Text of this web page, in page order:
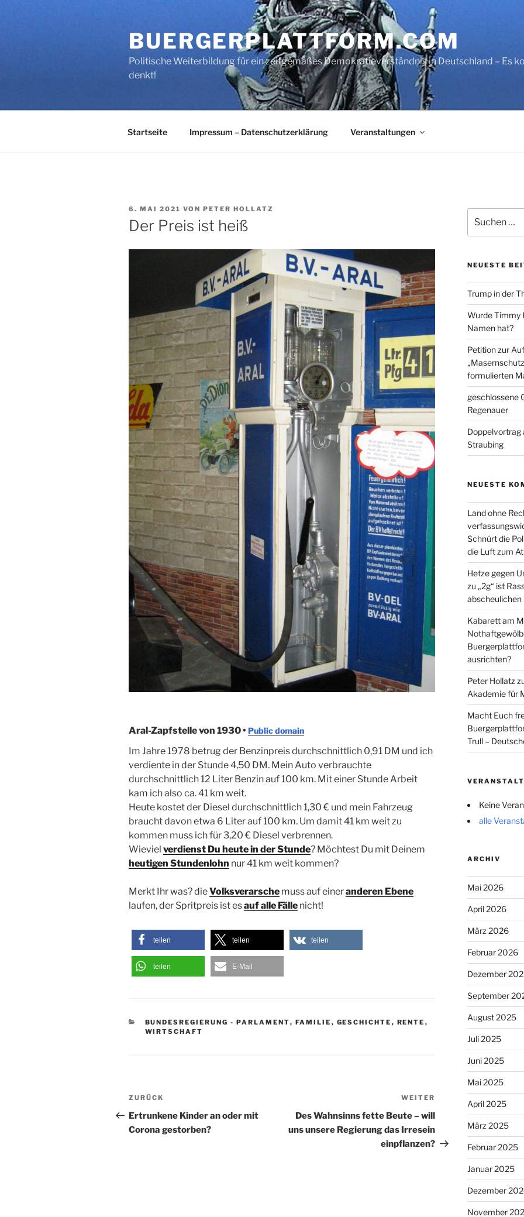
BUERGERPLATTFORM.COM
Politische Weiterbildung für ein zeitgemäßes Demokratieverständnis in Deutschland – Es
denkt!
Startseite Impressum – Datenschutzerklärung Veranstaltungen
VERÖFFENTLICHT
AM
6. MAI 2021 VON PETER HOLLATZ
Der Preis ist heiß
Aral-Zapfstelle von 1930 • Public domain
Im Jahre 1978 betrug der Benzinpreis durchschnittlich 0,91 DM und ich
verdiente in der Stunde 4,50 DM. Mein Auto verbrauchte
durchschnittlich 12 Liter Benzin auf 100 km. Mit einer Stunde Arbeit
kam ich also ca. 41 km weit.
Heute kostet der Diesel durchschnittlich 1,30 € und mein Fahrzeug
braucht davon etwa 6 Liter auf 100 km. Um damit 41 km weit zu
kommen muss ich für 3,20 € Diesel verbrennen.
Wieviel verdienst Du heute in der Stunde? Möchtest Du mit Deinem
heutigen Stundenlohn nur 41 km weit kommen?
Merkt Ihr was? dieVolksverarsche muss auf eineranderen Ebene
laufen, der Spritpreis ist esauf alle Fälle nicht!
teilen teilen teilen
teilen E-Mail
KATEGORIEN
BUNDESREGIERUNG - PARLAMENT, FAMILIE , GESCHICHTE , RENTE ,
WIRTSCHAFT
Beitragsnavigation
Vorheriger
Beitrag
ZURÜCK
Ertrunkene Kinder an oder mit
Corona gestorben?
Nächster
Beitrag
WEITER
Des Wahnsinns fette Beute – will
uns unsere Regierung das Irresein
einpflanzen?
nach:
NEUESTE
Trump in der
Wurde Timmy
Namen hat?
Petition zur
formulierten
geschlossene
Regenauer
Doppelvortrag
Straubing
NEUESTE
Land ohne
Schnürt die
die Luft zum
Hetze gegen
zu „2g“ ist
abscheulichen
Kabarett am
ausrichten?
Peter Hollatz
Akademie für
Macht Euch
Trull –
Keine
alle
ARCHIV
Mai 2026
April 2026
März 2026
Februar 2026
Dezember
September
August 2025
Juli 2025
Juni 2025
Mai 2025
April 2025
März 2025
Februar 2025
Januar 2025
Dezember
November